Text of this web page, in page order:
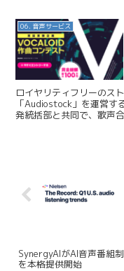
06. 音声サービス
ロイヤリティフリーのス
「Audiostock」を運営す
発統括部と共同で、歌声
SynergyAIがAI音声番組
を本格提供開始